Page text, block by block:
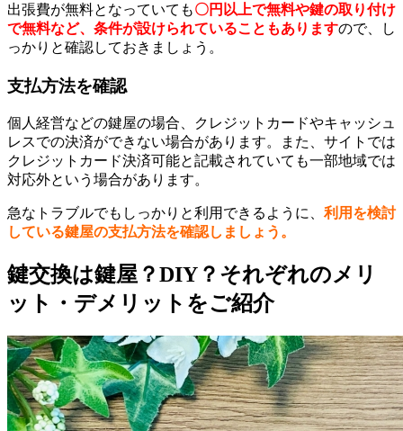
出張費が無料となっていても〇円以上で無料や鍵の取り付け
で無料など、条件が設けられていることもありますので、し
っかりと確認しておきましょう。
支払方法を確認
個人経営などの鍵屋の場合、クレジットカードやキャッシュ
レスでの決済ができない場合があります。また、サイトでは
クレジットカード決済可能と記載されていても一部地域では
対応外という場合があります。
急なトラブルでもしっかりと利用できるように、 利用を検討
している鍵屋の支払方法を確認しましょう。
鍵交換は鍵屋？DIY？それぞれのメリ
ット・デメリットをご紹介